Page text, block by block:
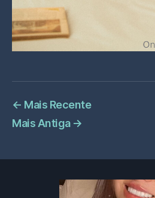
← Mais Recente
Mais Antiga →